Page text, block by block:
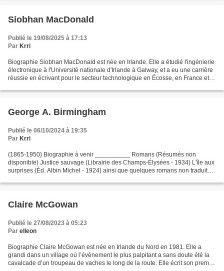
Siobhan MacDonald
Publié le 19/08/2025 à 17:13
Par Krri
Biographie Siobhan MacDonald est née en Irlande. Elle a étudié l'ingénierie
électronique à l'Université nationale d'Irlande à Galway, et a eu une carrière
réussie en écrivant pour le secteur technologique en Écosse, en France et
George A. Birmingham
Publié le 06/10/2024 à 19:35
Par Krri
(1865-1950) Biographie à venir __________ Romans (Résumés non
disponible) Justice sauvage (Librairie des Champs-Élysées - 1934) L'île aux
surprises (Éd. Albin Michel - 1924) ainsi que quelques romans non traduits
Claire McGowan
Publié le 27/08/2023 à 05:23
Par elleon
Biographie Claire McGowan est née en Irlande du Nord en 1981. Elle a
grandi dans un village où l’événement le plus palpitant a sans doute été la
cavalcade d’un troupeau de vaches le long de la route. Elle écrit son premier